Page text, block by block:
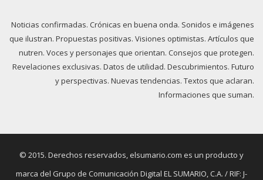
Noticias confirmadas. Crónicas en buena onda. Sonidos e imágenes
que ilustran. Propuestas positivas. Visiones optimistas. Artículos que
nutren. Voces y personajes que orientan. Consejos que protegen.
Revelaciones exclusivas. Datos de utilidad. Descubrimientos. Futuro
y perspectivas. Nuevas tendencias. Textos que aclaran.
Informaciones que suman.
© 2015. Derechos reservados, elsumario.com es un producto y
marca del Grupo de Comunicación Digital EL SUMARIO, C.A. / RIF: J-